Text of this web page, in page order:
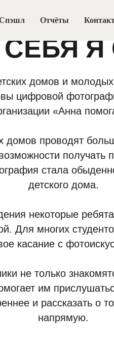
Отчёты
СЕБЯ
домов и
цифровой
«Анна
домов проводят
получать
стала
детского дома.
некоторые
Для многих
касание с
не только
им
и рассказать о
напрямую.